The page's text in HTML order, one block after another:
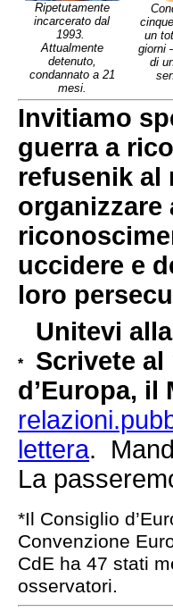
Ripetutamente
incarcerato dal
1993.
Attualmente
detenuto,
condannato a 21
mesi.
un
giorni
di
Invitiamo
guerra a
refusenik al
organizzare
uccidere e
loro
Unitevi
Scrivete
d’Europa, il
lettera.
La
*Il Consiglio
Convenzione
CdE ha 47 stati
osservatori.